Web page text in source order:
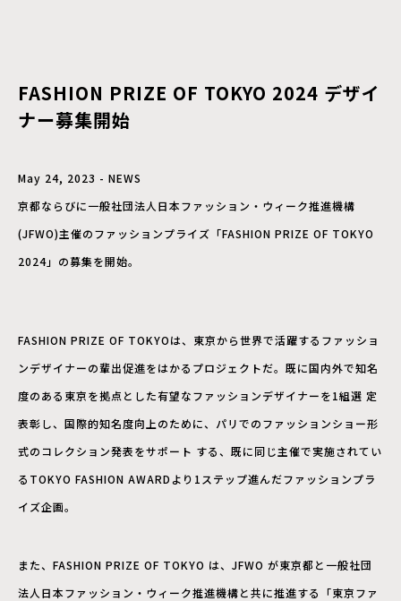
FASHION PRIZE OF TOKYO 2024 デザイ
ナー募集開始
May 24, 2023 - NEWS
京都ならびに一般社団法人日本ファッション・ウィーク推進機構
(JFWO)主催のファッションプライズ「FASHION PRIZE OF TOKYO
2024」の募集を開始。
FASHION PRIZE OF TOKYOは、東京から世界で活躍するファッショ
ンデザイナーの輩出促進をはかるプロジェクトだ。既に国内外で知名
度のある東京を拠点とした有望なファッションデザイナーを1組選 定
表彰し、国際的知名度向上のために、パリでのファッションショー形
式のコレクション発表をサポート する、既に同じ主催で実施されてい
るTOKYO FASHION AWARDより1ステップ進んだファッションプラ
イズ企画。
また、FASHION PRIZE OF TOKYO は、JFWO が東京都と一般社団
法人日本ファッション・ウィーク推進機構と共に推進する「東京ファ